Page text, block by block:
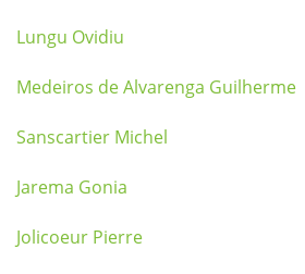
Lungu Ovidiu
Medeiros de Alvarenga Guilherme
Sanscartier Michel
Jarema Gonia
Jolicoeur Pierre